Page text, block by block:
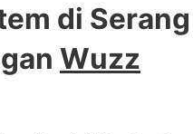
di Serang
Wuzz